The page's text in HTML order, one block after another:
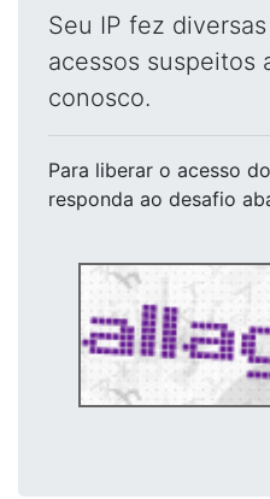
Seu IP fez
acessos suspeitos
conosco.
Para liberar o acesso
responda ao desafio